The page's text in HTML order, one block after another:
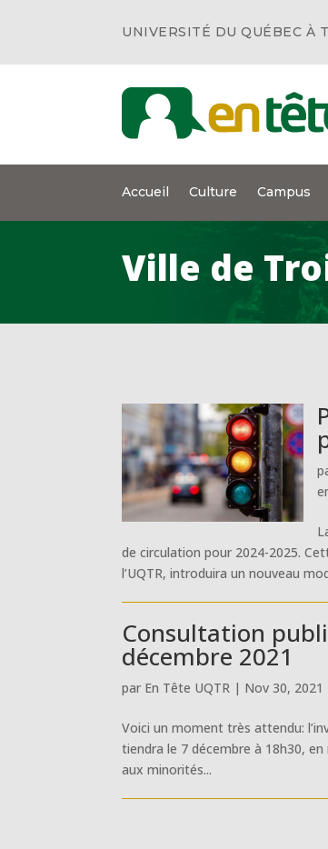
UNIVERSITÉ DU QUÉBEC À
Accueil Culture Campus
Ville de
de circulation pour 2024-2025.
l’UQTR, introduira un nouveau
Consultation
décembre 2021
par En Tête UQTR | Nov 30, 2021
Voici un moment très attendu:
tiendra le 7 décembre à 18h30,
aux minorités...